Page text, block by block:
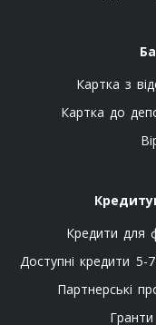
Картка з
Картка до
Кредити для
Доступні кредити 5-
Партнерські
Гранти